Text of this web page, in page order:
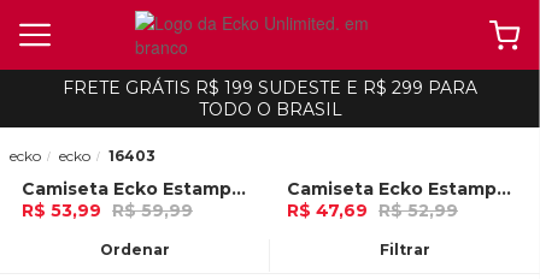
FRETE GRÁTIS R$ 199 SUDESTE E R$ 299 PARA
TODO O BRASIL
Ordenar Filtrar
ecko ecko 16403
-10%
Camiseta Ecko Estampada Vermelha
R$ 53,99 R$ 59,99
-10%
Camiseta Ecko Estampada Areia
R$ 47,69 R$ 52,99